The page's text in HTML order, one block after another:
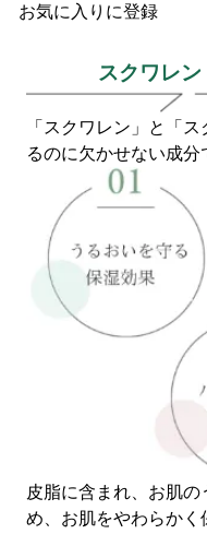
お気に入りに登録
スクワレン
「スクワレン」と「
るのに欠かせない成分
皮脂に含まれ、お肌
め、お肌をやわらかく